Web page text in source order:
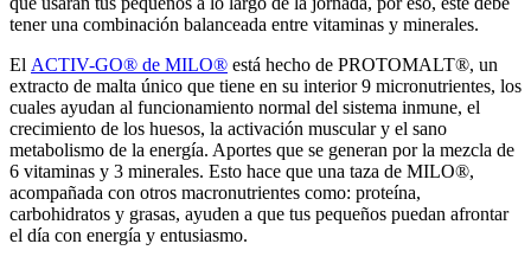
tener una combinación balanceada entre vitaminas y minerales.
El ACTIV-GO® de MILO® está hecho de PROTOMALT®, un
extracto de malta único que tiene en su interior 9 micronutrientes, los
cuales ayudan al funcionamiento normal del sistema inmune, el
crecimiento de los huesos, la activación muscular y el sano
metabolismo de la energía. Aportes que se generan por la mezcla de
6 vitaminas y 3 minerales. Esto hace que una taza de MILO®,
acompañada con otros macronutrientes como: proteína,
carbohidratos y grasas, ayuden a que tus pequeños puedan afrontar
el día con energía y entusiasmo.